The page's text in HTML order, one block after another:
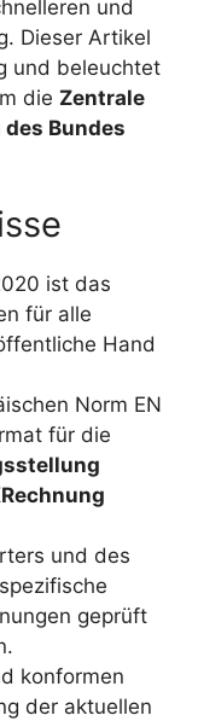
und
Dieser Artikel
und beleuchtet
die Zentrale
Bundes
ist das
für alle
Hand
Norm EN
für die
und des
geprüft
konformen
der aktuellen